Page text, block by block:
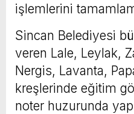
işlemlerini
Sincan Belediyesi
veren Lale, Leylak,
Nergis, Lavanta,
kreşlerinde eğitim
noter huzurunda